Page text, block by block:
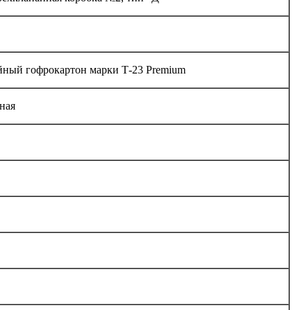
гофрокартон марки Т-23 Premium